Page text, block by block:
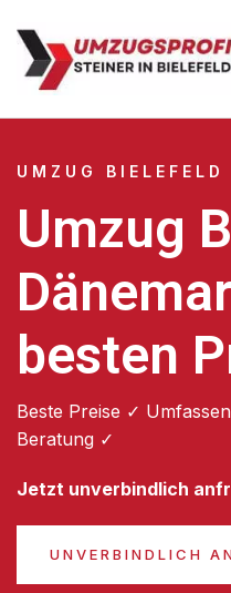
UMZUG BIELEFELD
Umzug
besten
Beste Preise ✓
Beratung ✓
Jetzt unverbindlich
UNVERBINDLICH